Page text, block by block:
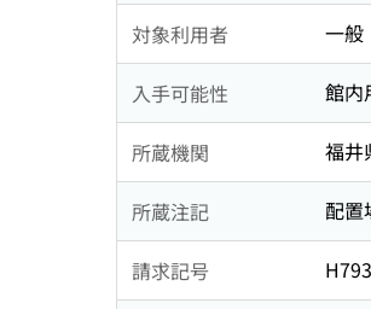
対象利用者 一般
入手可能性 館内
所蔵機関 福井
所蔵注記 配置
請求記号